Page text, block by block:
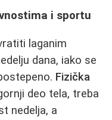
i sportu
laganim
dana, iako se
Fizička
deo tela, treba
nedelja, a